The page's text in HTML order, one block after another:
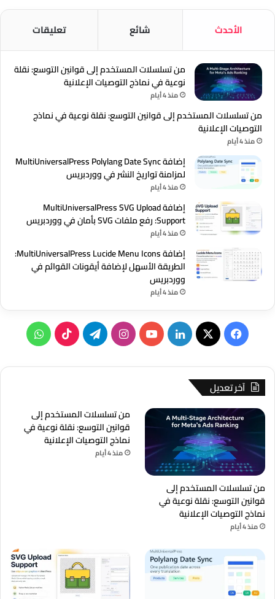
الأحدث شائع تعليقات
من تسلسلات المستخدم إلى قوانين التوسع: نقلة
نوعية في نماذج التوصيات الإعلانية
منذ 4 أيام
من تسلسلات المستخدم إلى قوانين التوسع: نقلة نوعية في نماذج
التوصيات الإعلانية
منذ 4 أيام
إضافة MultiUniversalPress Polylang Date Sync
لمزامنة تواريخ النشر في ووردبريس
منذ 4 أيام
إضافة MultiUniversalPress SVG Upload
Support: رفع ملفات SVG بأمان في ووردبريس
منذ 4 أيام
إضافة MultiUniversalPress Lucide Menu Icons:
الطريقة الأسهل لإضافة أيقونات القوائم في
ووردبريس
منذ 4 أيام
فيسبوك
‫X لينكدإن‫YouTubeانستقرامتيلقرام‫TikTok
آخر تعديل
من تسلسلات المستخدم إلى
قوانين التوسع: نقلة نوعية في
نماذج التوصيات الإعلانية
منذ 4 أيام
من تسلسلات المستخدم إلى
قوانين التوسع: نقلة نوعية في
نماذج التوصيات الإعلانية
منذ 4 أيام